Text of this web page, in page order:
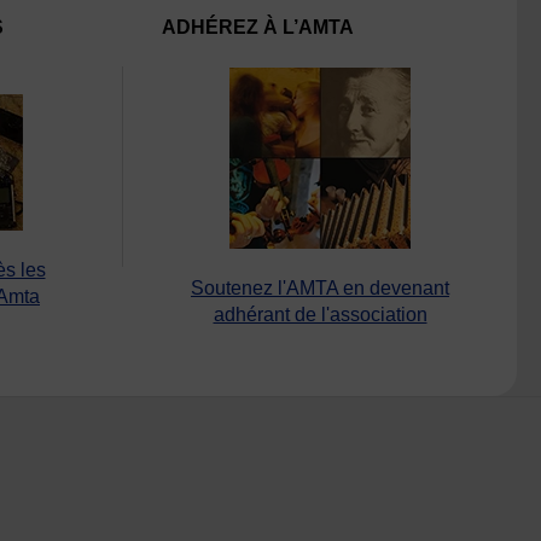
les
ADHÉREZ À L’AMTA
Soutenez l'AMTA en devenant
adhérant de l'association